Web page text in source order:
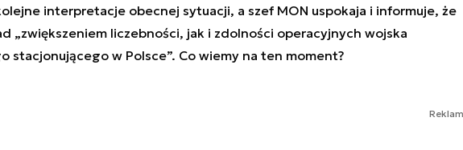
interpretacje obecnej sytuacji, a szef MON uspokaja i informuje, że
„zwiększeniem liczebności, jak i zdolności operacyjnych wojska
stacjonującego w Polsce”. Co wiemy na ten moment?